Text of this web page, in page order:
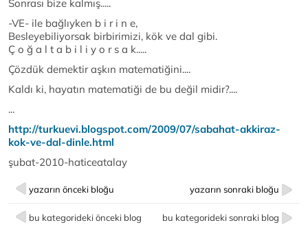
Sonrası bize kalmış.....
-VE- ile bağlıyken b i r i n e,
Besleyebiliyorsak birbirimizi, kök ve dal gibi.
Ç o ğ a l t a b i l i y o r s a k.....
Çözdük demektir aşkın matematiğini....
Kaldı ki, hayatın matematiği de bu değil midir?....
...
http://turkuevi.blogspot.com/2009/07/sabahat-akkiraz-
kok-ve-dal-dinle.html
şubat-2010-haticeatalay
yazarın önceki bloğu yazarın sonraki bloğu
bu kategorideki önceki blog bu kategorideki sonraki blog